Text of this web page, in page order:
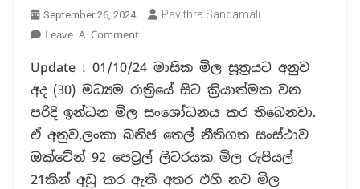
September 26, 2024 Pavithra Sandamali
Leave A CommentOn
ආණ්ඩුවක්
යටතේ
කිරි
පිටි,
පෙට්‍රල්,
විදුලි
බිල
Update : 01/10/24 මාසික මිල සූත්‍රයට අනුව
අද (30) මධ්‍යම රාත්‍රියේ සිට ක්‍රියාත්මක වන
පරිදි ඉන්ධන මිල සංශෝධනය කර තිබෙනවා.
ඒ අනුව,ලංකා ඛනිජ තෙල් නීතිගත සංස්ථාව
ඔක්ටේන් 92 පෙට්‍රල් ලීටරයක මිල රුපියල්
21කින් අඩු කර ඇති අතර එහි නව මිල